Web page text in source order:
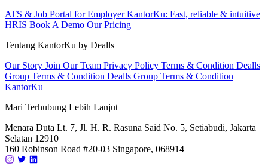
ATS & Job Portal for EmployerKantorKu: Fast, reliable & intuitive
HRIS Book A Demo Our Pricing
Tentang KantorKu by Dealls
Our Story Join Our Team Privacy Policy Terms & Condition Dealls
Group Terms & Condition Dealls Group Terms & Condition
KantorKu
Mari Terhubung Lebih Lanjut
Menara Duta Lt. 7, Jl. H. R. Rasuna Said No. 5, Setiabudi, Jakarta
Selatan 12910
160 Robinson Road #20-03 Singapore, 068914